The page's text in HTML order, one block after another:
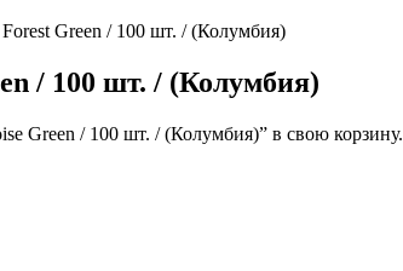
Green / 100 шт. / (Колумбия)
/ 100 шт. / (Колумбия)
Green / 100 шт. / (Колумбия)” в свою корзину.